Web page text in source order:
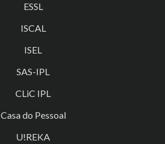
ESSL
ISCAL
ISEL
SAS-IPL
CLiC IPL
Casa do Pessoal
U!REKA